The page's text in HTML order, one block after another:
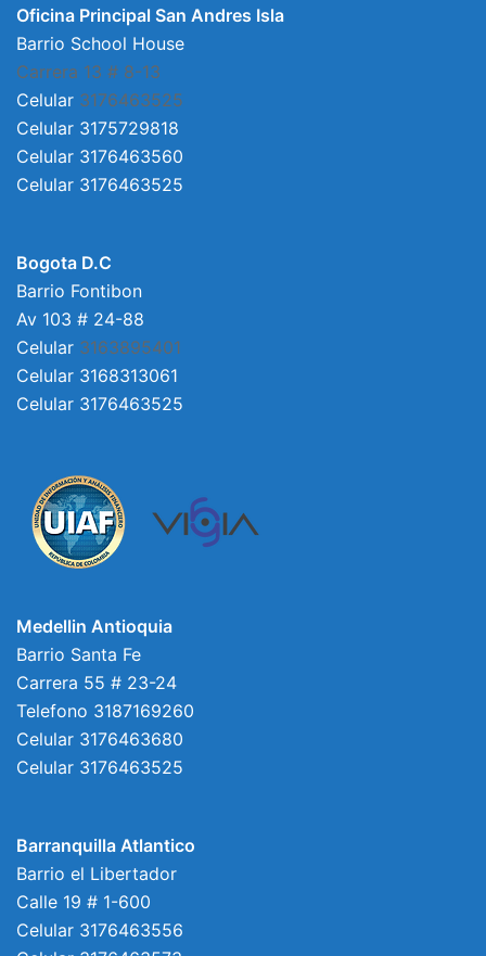
Oficina Principal San Andres Isla
Barrio School House
Carrera 13 # 8-13
Celular 3176463525
Celular 3175729818
Celular 3176463560
Celular 3176463525
Bogota D.C
Barrio Fontibon
Av 103 # 24-88
Celular 3163895401
Celular 3168313061
Celular 3176463525
Medellin Antioquia
Barrio Santa Fe
Carrera 55 # 23-24
Telefono 3187169260
Celular 3176463680
Celular 3176463525
Barranquilla Atlantico
Barrio el Libertador
Calle 19 # 1-600
Celular 3176463556